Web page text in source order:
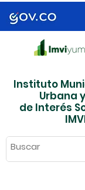
Instituto
Urbana
de Interés